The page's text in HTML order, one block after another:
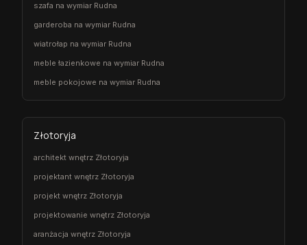
szafa na wymiar Rudna
garderoba na wymiar Rudna
wiatrołap na wymiar Rudna
meble łazienkowe na wymiar Rudna
meble pokojowe na wymiar Rudna
Złotoryja
architekt wnętrz Złotoryja
projektant wnętrz Złotoryja
projekt wnętrz Złotoryja
projektowanie wnętrz Złotoryja
aranżacja wnętrz Złotoryja